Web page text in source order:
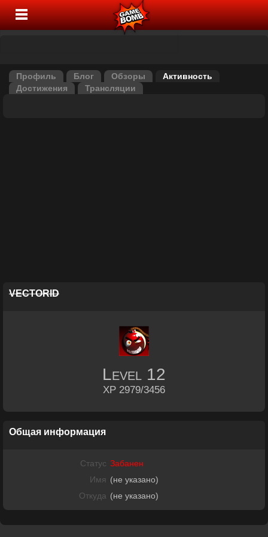
Профиль Блог Обзоры
Активность
Достижения
Трансляции
VECTORID
Level 12
XP 2979/3456
Общая информация
Статус Забанен
Имя (не указано)
Откуда (не указано)